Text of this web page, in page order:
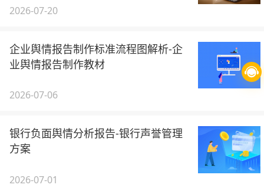
2026-07-20
企业舆情报告制作标准流程图解析-企
业舆情报告制作教材
2026-07-06
银行负面舆情分析报告-银行声誉管理
方案
2026-07-01